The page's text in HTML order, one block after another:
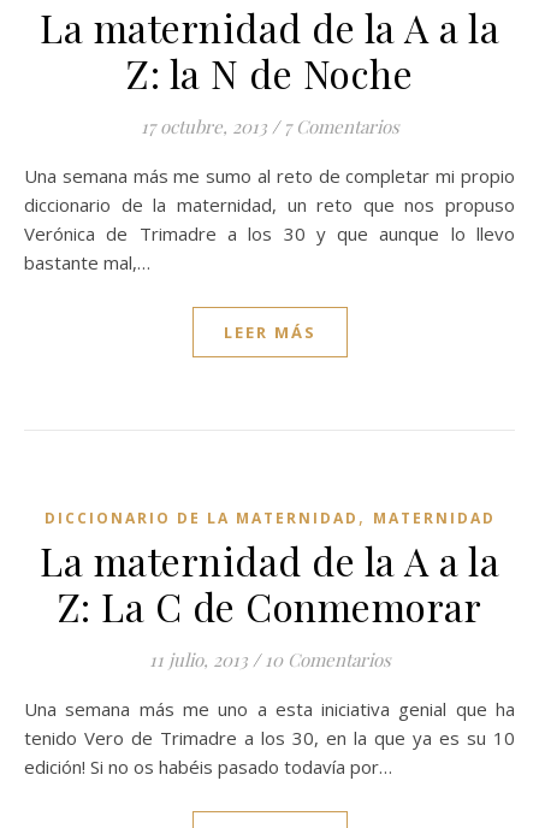
La maternidad de la A a la
Z: la N de Noche
17 octubre, 2013 / 7 Comentarios
Una semana más me sumo al reto de completar mi propio
diccionario de la maternidad, un reto que nos propuso
Verónica de Trimadre a los 30 y que aunque lo llevo
bastante mal,…
LEER MÁS
DICCIONARIO DE LA MATERNIDAD , MATERNIDAD
La maternidad de la A a la
Z: La C de Conmemorar
11 julio, 2013 / 10 Comentarios
Una semana más me uno a esta iniciativa genial que ha
tenido Vero de Trimadre a los 30, en la que ya es su 10
edición! Si no os habéis pasado todavía por…